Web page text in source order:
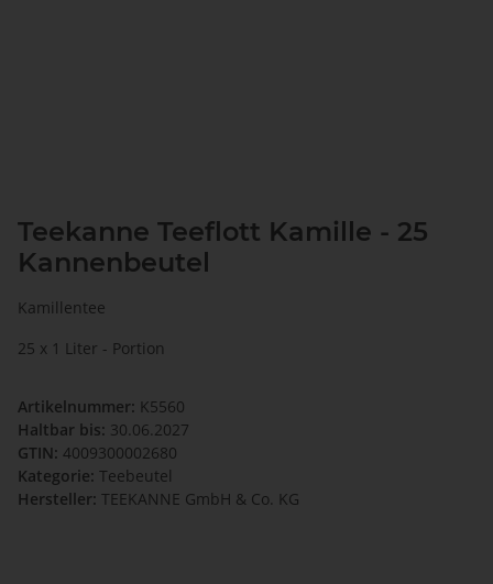
Teekanne Teeflott Kamille - 25
Kannenbeutel
Kamillentee
25 x 1 Liter - Portion
Artikelnummer: K5560
Haltbar bis: 30.06.2027
GTIN: 4009300002680
Kategorie: Teebeutel
Hersteller: TEEKANNE GmbH & Co. KG